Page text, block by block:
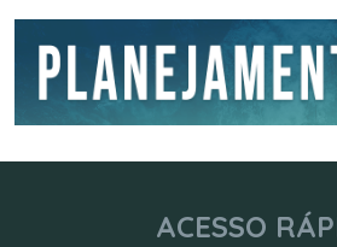
ACESSO